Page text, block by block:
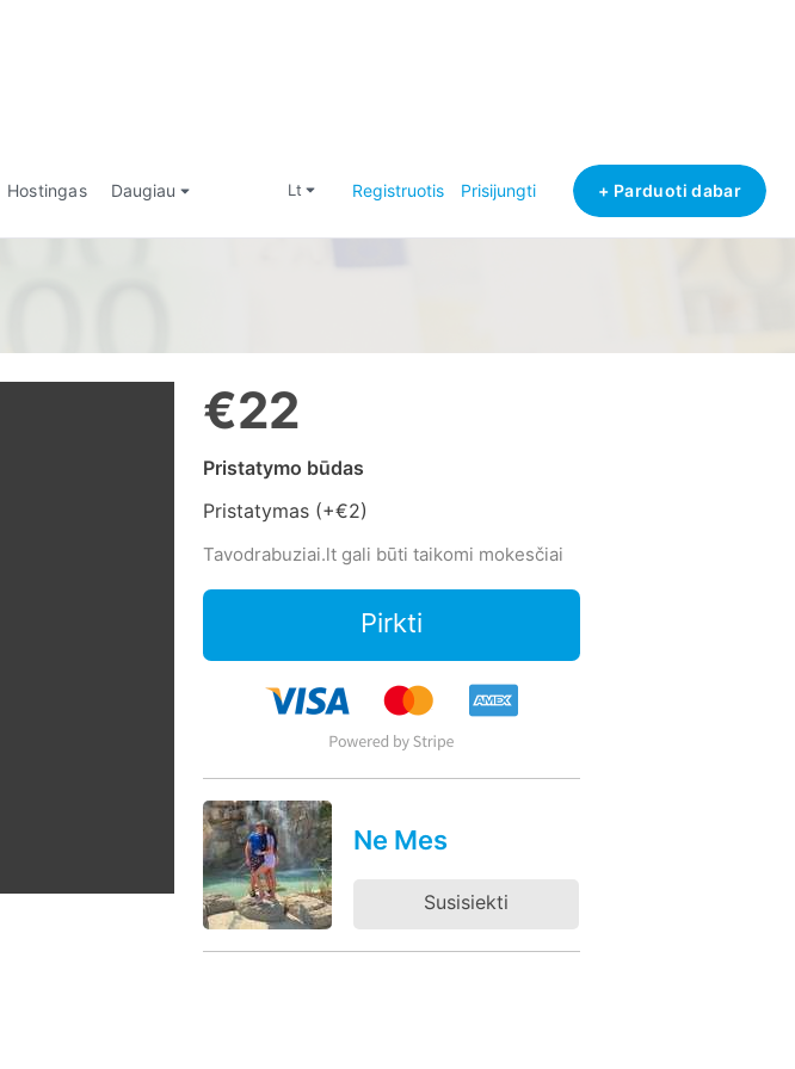
Hostingas Daugiau lt Registruotis Prisijungti + Parduoti dabar
€22
Pristatymo būdas
Pristatymas (+€2)
Tavodrabuziai.lt gali būti taikomi mokesčiai
Pirkti
Ne Mes
Susisiekti